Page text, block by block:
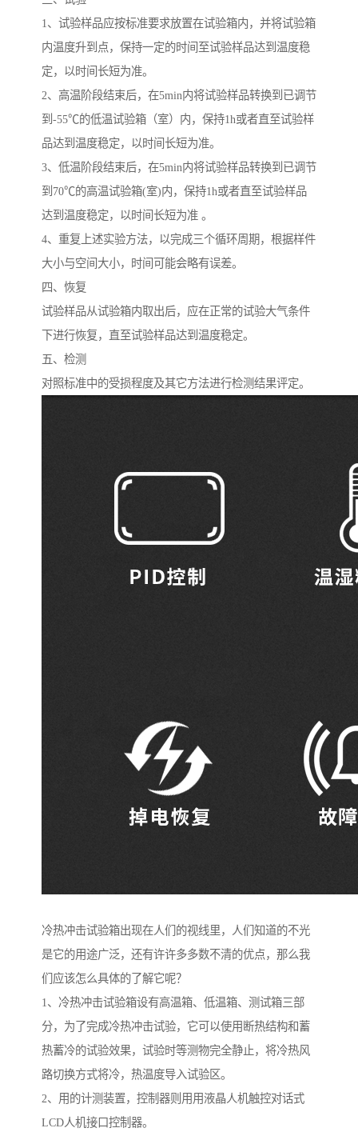
1、试验样品应按标准要求放置在试验箱内，并将试验箱
内温度升到点，保持一定的时间至试验样品达到温度稳
定，以时间长短为准。
2、高温阶段结束后，在5min内将试验样品转换到已调节
到-55℃的低温试验箱（室）内，保持1h或者直至试验样
品达到温度稳定，以时间长短为准。
3、低温阶段结束后，在5min内将试验样品转换到已调节
到70℃的高温试验箱(室)内，保持1h或者直至试验样品
达到温度稳定，以时间长短为准 。
4、重复上述实验方法，以完成三个循环周期，根据样件
大小与空间大小，时间可能会略有误差。
四、恢复
试验样品从试验箱内取出后，应在正常的试验大气条件
下进行恢复，直至试验样品达到温度稳定。
五、检测
对照标准中的受损程度及其它方法进行检测结果评定。
冷热冲击试验箱出现在人们的视线里，人们知道的不光
是它的用途广泛，还有许许多多数不清的优点，那么我
们应该怎么具体的了解它呢？
1、冷热冲击试验箱设有高温箱、低温箱、测试箱三部
分，为了完成冷热冲击试验，它可以使用断热结构和蓄
热蓄冷的试验效果，试验时等测物完全静止，将冷热风
路切换方式将冷，热温度导入试验区。
2、用的计测装置，控制器则用用液晶人机触控对话式
LCD人机接口控制器。